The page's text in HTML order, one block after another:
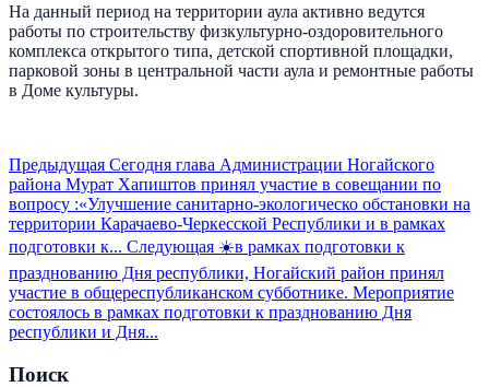
На данный период на территории аула активно ведутся
работы по строительству физкультурно-оздоровительного
комплекса открытого типа, детской спортивной площадки,
парковой зоны в центральной части аула и ремонтные работы
в Доме культуры.
Предыдущая Сегодня глава Администрации Ногайского
района Мурат Хапиштов принял участие в совещании по
вопросу :«Улучшение санитарно-экологическо обстановки на
территории Карачаево-Черкесской Республики и в рамках
подготовки к... Следующая ☀️в рамках подготовки к
празднованию Дня республики, Ногайский район принял
участие в общереспубликанском субботнике. Мероприятие
состоялось в рамках подготовки к празднованию Дня
республики и Дня...
Поиск